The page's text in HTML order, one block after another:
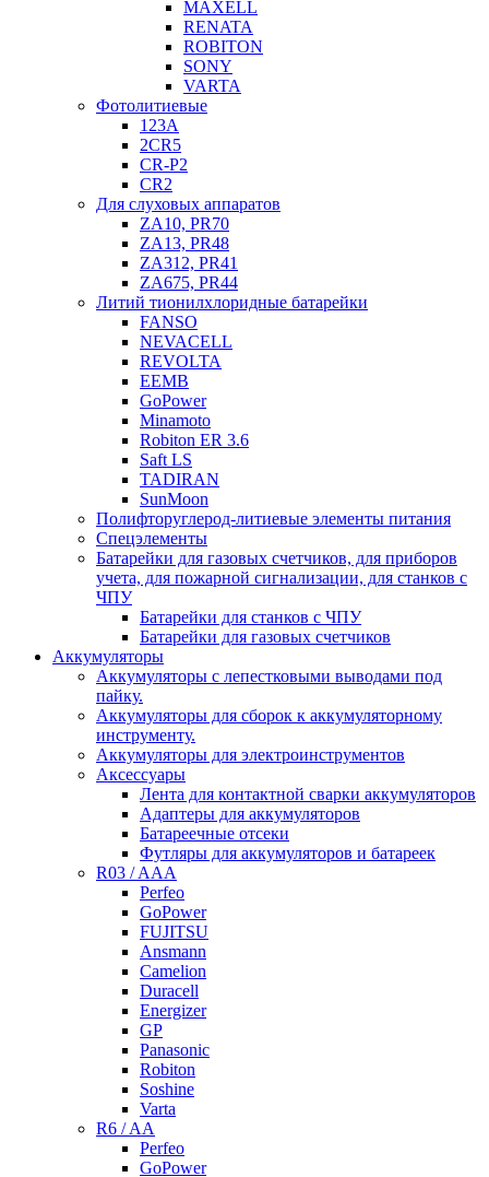
MAXELL
RENATA
ROBITON
SONY
VARTA
Фотолитиевые
123A
2CR5
CR-P2
CR2
Для слуховых аппаратов
ZA10, PR70
ZA13, PR48
ZA312, PR41
ZA675, PR44
Литий тионилхлоридные батарейки
FANSO
NEVACELL
REVOLTA
EEMB
GoPower
Minamoto
Robiton ER 3.6
Saft LS
TADIRAN
SunMoon
Полифторуглерод-литиевые элементы питания
Спецэлементы
Батарейки для газовых счетчиков, для приборов
учета, для пожарной сигнализации, для станков с
ЧПУ
Батарейки для станков с ЧПУ
Батарейки для газовых счетчиков
Аккумуляторы
Аккумуляторы с лепестковыми выводами под
пайку.
Аккумуляторы для сборок к аккумуляторному
инструменту.
Аккумуляторы для электроинструментов
Аксессуары
Лента для контактной сварки аккумуляторов
Адаптеры для аккумуляторов
Батареечные отсеки
Футляры для аккумуляторов и батареек
R03 / AAA
Perfeo
GoPower
FUJITSU
Ansmann
Camelion
Duracell
Energizer
GP
Panasonic
Robiton
Soshine
Varta
R6 / AA
Perfeo
GoPower